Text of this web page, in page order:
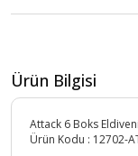
Ürün Bilgisi
Attack 6 Boks Eldiveni
Ürün Kodu : 12702-